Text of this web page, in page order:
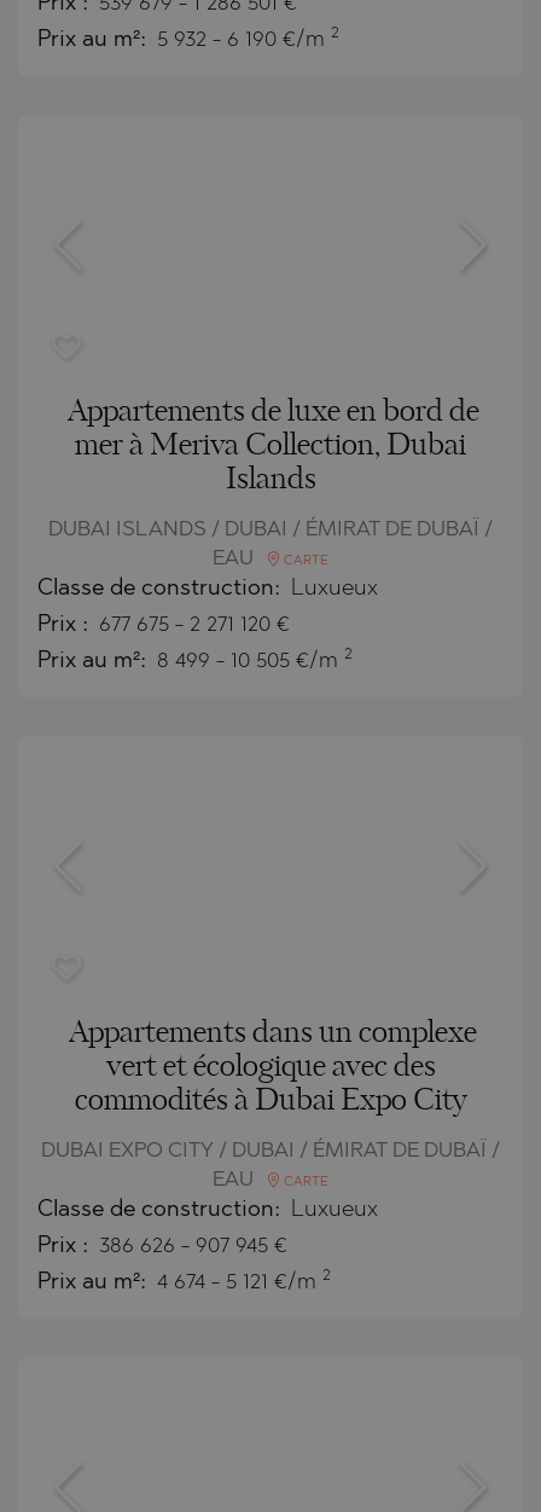
Prix au m²: 5 932 - 6 190 €/m 2
Appartements de luxe en bord de
mer à Meriva Collection, Dubai
Islands
DUBAI ISLANDS / DUBAI / ÉMIRAT DE DUBAÏ /
EAU
CARTE
Classe de construction: Luxueux
Prix : 677 675 - 2 271 120 €
Prix au m²: 8 499 - 10 505 €/m 2
Appartements dans un complexe
vert et écologique avec des
commodités à Dubai Expo City
DUBAI EXPO CITY / DUBAI / ÉMIRAT DE DUBAÏ /
EAU
CARTE
Classe de construction: Luxueux
Prix : 386 626 - 907 945 €
Prix au m²: 4 674 - 5 121 €/m 2